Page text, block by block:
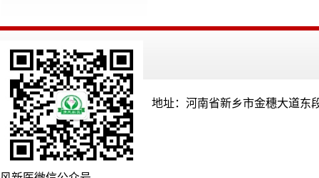
地址：河南省新乡市金穗大道东